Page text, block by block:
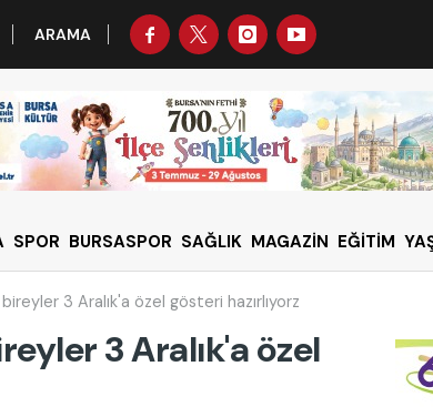
ARAMA
SPOR BURSASPOR SAĞLIK MAGAZİN EĞİTİM
3 Aralık'a özel gösteri hazırlıyorz
3 Aralık'a özel